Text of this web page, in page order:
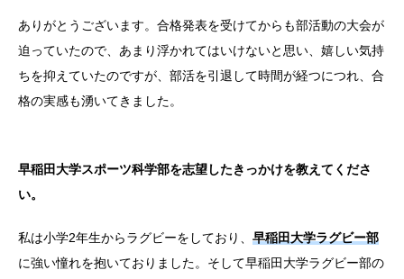
ありがとうございます。合格発表を受けてからも部活動の大会が
迫っていたので、あまり浮かれてはいけないと思い、嬉しい気持
ちを抑えていたのですが、部活を引退して時間が経つにつれ、合
格の実感も湧いてきました。
早稲田大学スポーツ科学部を志望したきっかけを教えてくださ
い。
私は小学2年生からラグビーをしており、 早稲田大学ラグビー部
に強い憧れを抱いておりました。そして早稲田大学ラグビー部の